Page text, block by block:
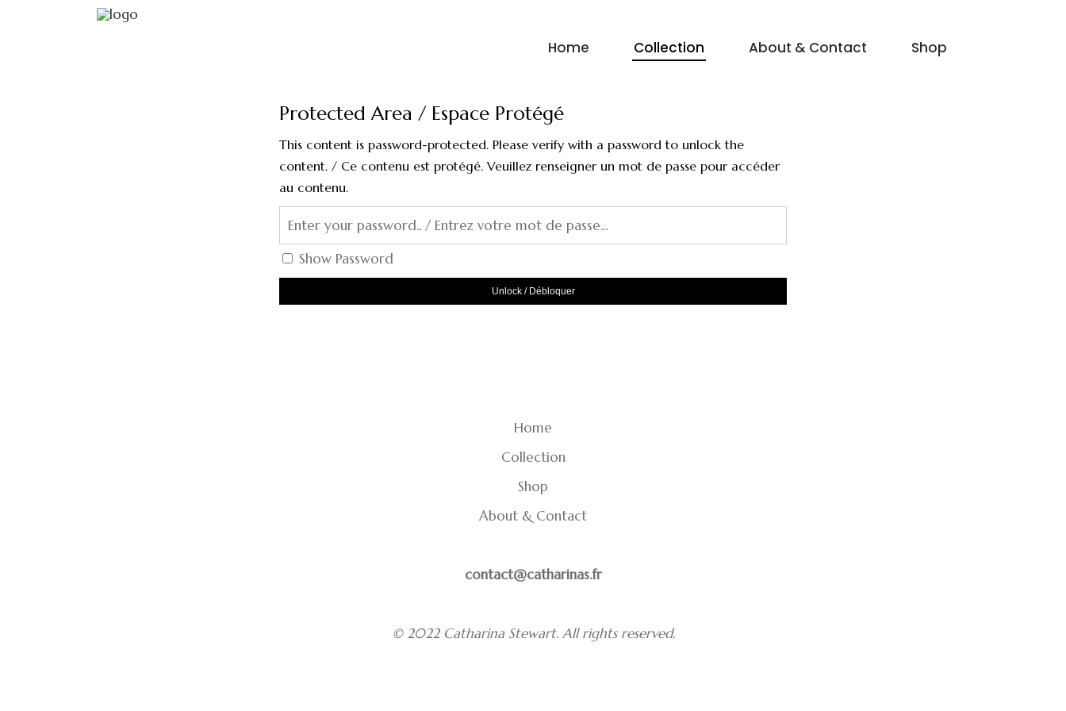
Home Collection About & Contact Shop
Protected Area / Espace Protégé
This content is password-protected. Please verify with a password to unlock the
content. / Ce contenu est protégé. Veuillez renseigner un mot de passe pour accéder
au contenu.
Show Password
Unlock / Débloquer
Home
Collection
Shop
About & Contact
contact@catharinas.fr
© 2022 Catharina Stewart. All rights reserved.